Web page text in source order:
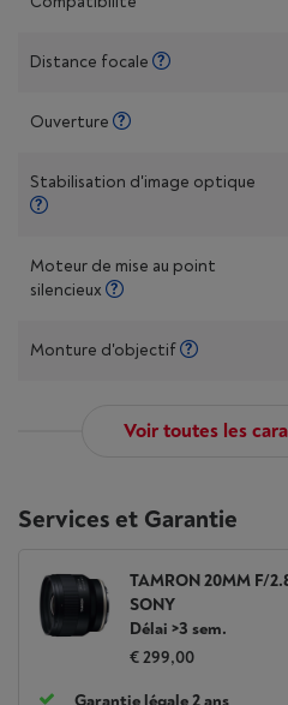
Distance focale
Ouverture
Stabilisation d'image optique
Moteur de mise au point
silencieux
Monture d'objectif
Voir toutes les
Services et Garantie
TAMRON 20MM F/
SONY
Délai >3 sem.
€ 299,00
Garantie légale 2 ans